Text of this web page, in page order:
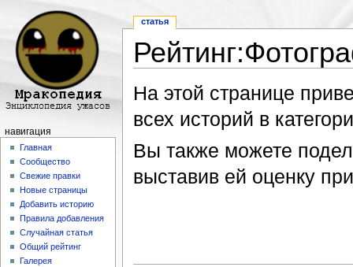
На этой странице
всех историй в
Вы также можете
выставив ей оценку
статья
навигация
Главная
Сообщество
Свежие правки
Новые страницы
Добавить историю
Правила добавления
Случайная статья
Общий рейтинг
Галерея